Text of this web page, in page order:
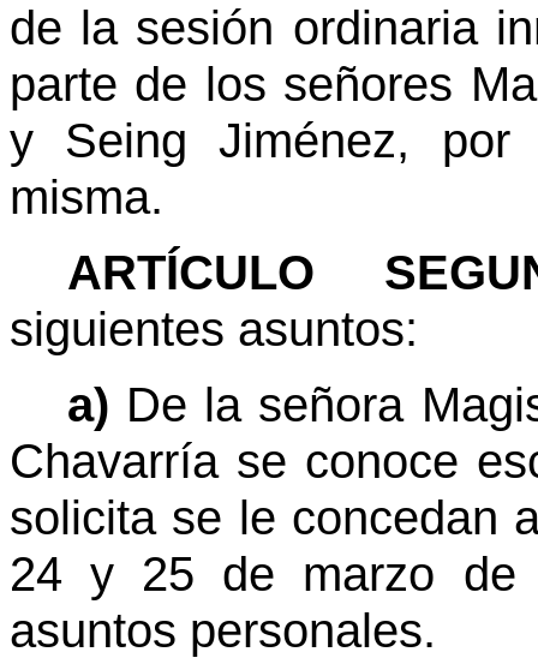
de la sesión ordinaria
parte de los señores
y Seing Jiménez,
misma.
ARTÍCULO
siguientes asuntos:
a) De la señora
Chavarría se conoce
solicita se le concedan
24 y 25 de marzo de
asuntos personales.